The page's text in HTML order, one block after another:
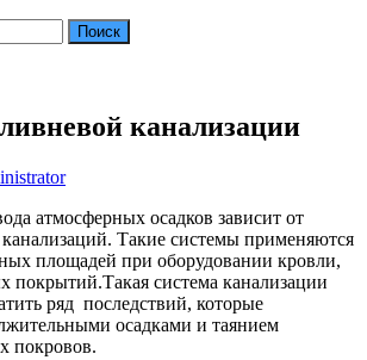
канализации
атмосферных осадков зависит от
Такие системы применяются
площадей при оборудовании кровли,
покрытий.Такая система канализации
ряд последствий, которые
осадками и таянием
покровов.